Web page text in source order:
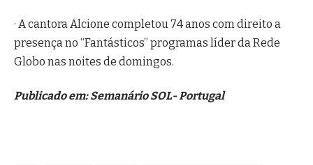
· A cantora Alcione completou 74 anos com direito a
presença no “Fantásticos” programas líder da Rede
Globo nas noites de domingos.
Publicado em: Semanário SOL- Portugal